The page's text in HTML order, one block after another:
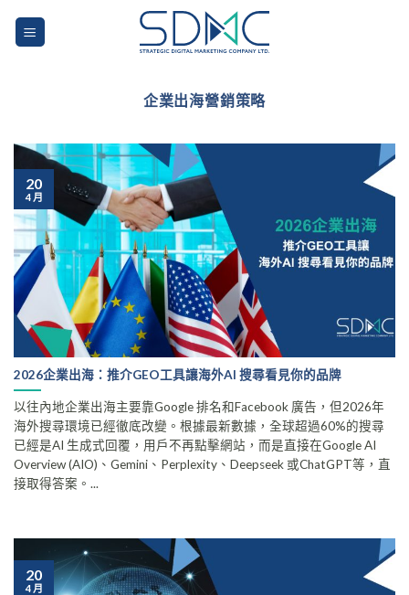
企業出海營銷策略
2026企業出海：推介GEO工具讓海外AI 搜尋看見你的品牌
以往內地企業出海主要靠Google 排名和Facebook 廣告，但2026年
海外搜尋環境已經徹底改變。根據最新數據，全球超過60%的搜尋
已經是AI 生成式回覆，用戶不再點擊網站，而是直接在Google AI
Overview (AIO)、Gemini、Perplexity、Deepseek 或ChatGPT等，直
接取得答案。...
20
4 月
20
4 月